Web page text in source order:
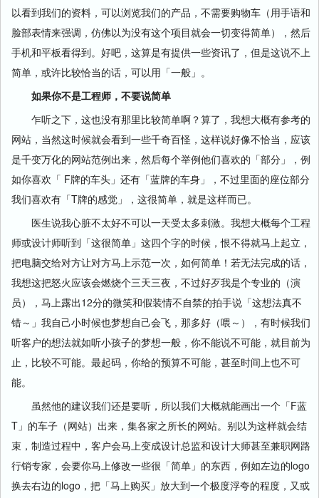
以看到我们的资料，可以浏览我们的产品，不需要购物车（用手语和
脸部表情来强调，仿佛以为没有这个项目就会一切变得简单），然后
手机和平板看得到。好吧，这算是有提供一些资讯了，但是这说不上
简单，或许比较恰当的话，可以用「一般」。
如果你不是工程师，不要说简单
乍听之下，这也没有那里比较简单啊？算了，我想大概有参考的
网站，当然这时候就会看到一些千奇百怪，这样说好像不恰当，应该
是千变万化的网站范例出来，然后每个举例他们喜欢的「部分」，例
如你喜欢「 F牌的车头」还有「蓝牌的车身」，不过里面的座位部分
我们喜欢有「T牌的感觉」，这很简单，就是这样而已。
医生说我心脏不太好不可以一天受太多刺激。我想大概每个工程
师或设计师听到「这很简单」这四个字的时候，恨不得就马上起立，
把电脑交给对方让对方马上示范一次，如何简单！若无法完成的话，
我想这把怒火应该会燃烧个三天三夜，不过好歹我是个专业的（演
员），马上露出12分的微笑和假装情不自禁的拍手说「这想法真不
错～」我自己小时候也梦想自己会飞，那多好（喂～），有时候我们
听客户的想法就如听小孩子的梦想一般，你不能说不可能，就目前为
止，比较不可能。最起码，你给的预算不可能，甚至时间上也不可
能。
虽然他的建议我们还是要听，所以我们大概就能画出一个「F蓝
T」的车子（网站）出来，集各家之所长的网站。别以为这样就会结
束，制造过程中，客户会马上变成设计总监和设计大师甚至兼职网路
行销专家，会要你马上修改一些很「简单」的东西，例如左边的logo
换去右边的logo，把「马上购买」放大到一个极度浮夸的程度，又或